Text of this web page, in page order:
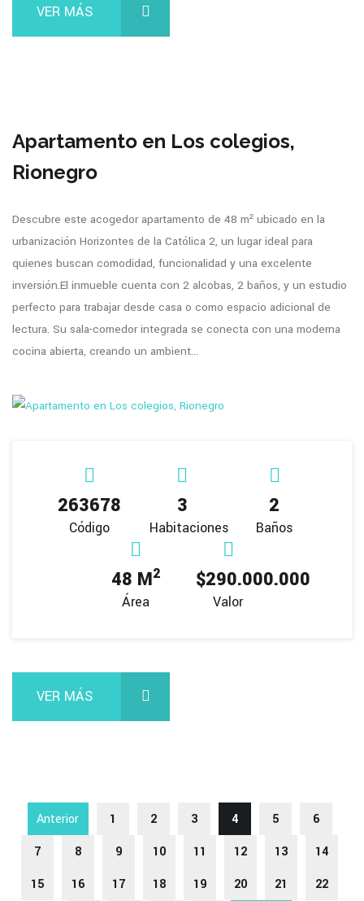
VER MÁS
Apartamento en Los colegios,
Rionegro
Descubre este acogedor apartamento de 48 m² ubicado en la
urbanización Horizontes de la Católica 2, un lugar ideal para
quienes buscan comodidad, funcionalidad y una excelente
inversión.El inmueble cuenta con 2 alcobas, 2 baños, y un estudio
perfecto para trabajar desde casa o como espacio adicional de
lectura. Su sala-comedor integrada se conecta con una moderna
cocina abierta, creando un ambient...
263678
Código
3
Habitaciones
2
Baños
48 M2
Área
$290.000.000
Valor
VER MÁS
Anterior 1 2 3 4 5
6
7
8 9 10 11 12 13
14
15
16 17 18 19 20 21
22